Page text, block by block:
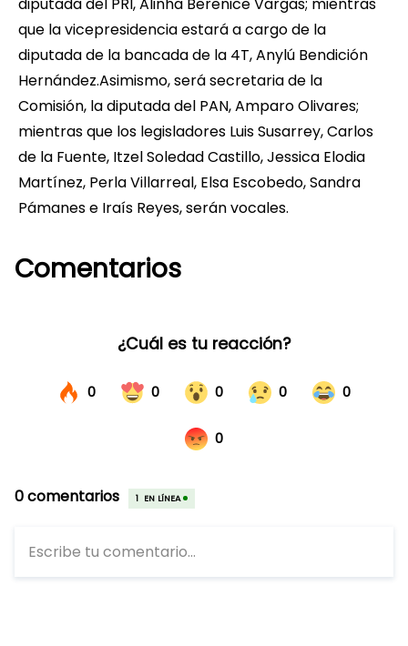
que la vicepresidencia estará a cargo de la
diputada de la bancada de la 4T, Anylú Bendición
Hernández.Asimismo, será secretaria de la
Comisión, la diputada del PAN, Amparo Olivares;
mientras que los legisladores Luis Susarrey, Carlos
de la Fuente, Itzel Soledad Castillo, Jessica Elodia
Martínez, Perla Villarreal, Elsa Escobedo, Sandra
Pámanes e Iraís Reyes, serán vocales.
Comentarios